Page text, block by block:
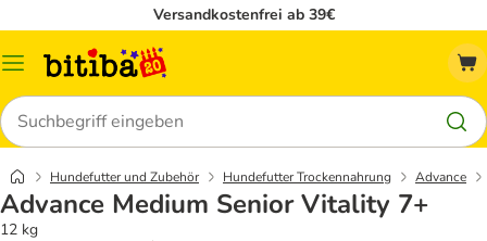
Versandkostenfrei ab 39€
Menü
Suchen
Hundefutter und Zubehör Hundefutter Trockennahrung Advance
Advance Medium Senior Vitality 7+
12 kg